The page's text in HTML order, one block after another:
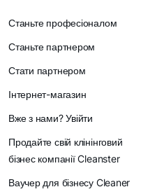
Станьте професіоналом
Станьте партнером
Стати партнером
Інтернет-магазин
Вже з нами? Увійти
Продайте свій клінінговий
бізнес компанії Cleanster
Ваучер для бізнесу Cleaner